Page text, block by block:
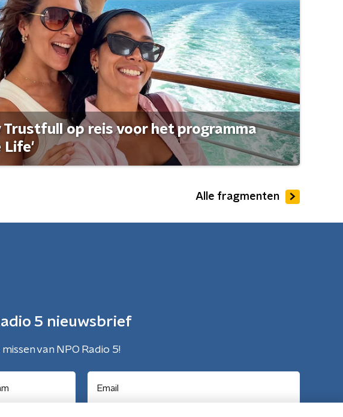
Trustfull op reis voor het programma
Life'
Alle fragmenten
5 nieuwsbrief
missen van NPO Radio 5!